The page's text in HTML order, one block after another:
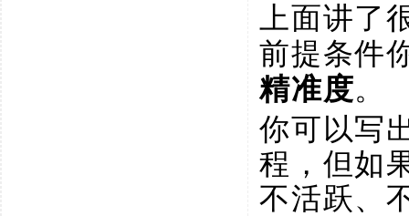
上面讲了
前提条件
精准度。
你可以写
程，但如
不活跃、